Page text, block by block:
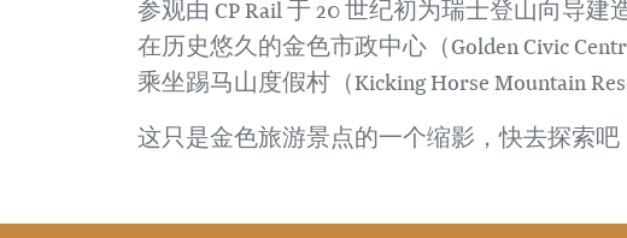
参观由 CP Rail 于 20 世纪初为瑞士登山向导建造
在历史悠久的金色市政中心（Golden Civic
乘坐踢马山度假村（Kicking Horse Mountain
这只是金色旅游景点的一个缩影，快去探索吧